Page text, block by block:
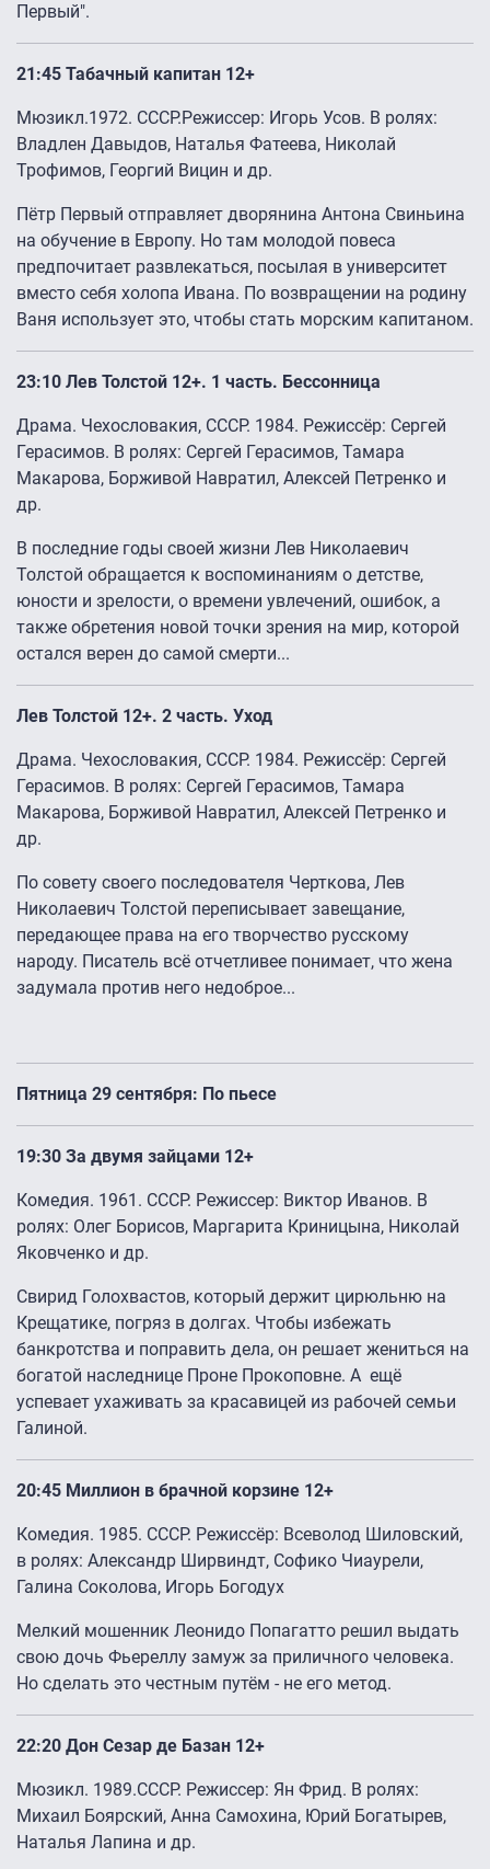
Первый".
21:45 Табачный капитан 12+
Мюзикл.1972. СССР.Режиссер: Игорь Усов. В ролях:
Владлен Давыдов, Наталья Фатеева, Николай
Трофимов, Георгий Вицин и др.
Пётр Первый отправляет дворянина Антона Свиньина
на обучение в Европу. Но там молодой повеса
предпочитает развлекаться, посылая в университет
вместо себя холопа Ивана. По возвращении на родину
Ваня использует это, чтобы стать морским капитаном.
23:10 Лев Толстой 12+. 1 часть. Бессонница
Драма. Чехословакия, СССР. 1984. Режиссёр: Сергей
Герасимов. В ролях: Сергей Герасимов, Тамара
Макарова, Борживой Навратил, Алексей Петренко и
др.
В последние годы своей жизни Лев Николаевич
Толстой обращается к воспоминаниям о детстве,
юности и зрелости, о времени увлечений, ошибок, а
также обретения новой точки зрения на мир, которой
остался верен до самой смерти...
Лев Толстой 12+. 2 часть. Уход
Драма. Чехословакия, СССР. 1984. Режиссёр: Сергей
Герасимов. В ролях: Сергей Герасимов, Тамара
Макарова, Борживой Навратил, Алексей Петренко и
др.
По совету своего последователя Черткова, Лев
Николаевич Толстой переписывает завещание,
передающее права на его творчество русскому
народу. Писатель всё отчетливее понимает, что жена
задумала против него недоброе...
Пятница 29 сентября: По пьесе
19:30 За двумя зайцами 12+
Комедия. 1961. СССР. Режиссер: Виктор Иванов. В
ролях: Олег Борисов, Маргарита Криницына, Николай
Яковченко и др.
Свирид Голохвастов, который держит цирюльню на
Крещатике, погряз в долгах. Чтобы избежать
банкротства и поправить дела, он решает жениться на
богатой наследнице Проне Прокоповне. А ещё
успевает ухаживать за красавицей из рабочей семьи
Галиной.
20:45 Миллион в брачной корзине 12+
Комедия. 1985. СССР. Режиссёр: Всеволод Шиловский,
в ролях: Александр Ширвиндт, Софико Чиаурели,
Галина Соколова, Игорь Богодух
Мелкий мошенник Леонидо Попагатто решил выдать
свою дочь Фьереллу замуж за приличного человека.
Но сделать это честным путём - не его метод.
22:20 Дон Сезар де Базан 12+
Мюзикл. 1989.СССР. Режиссер: Ян Фрид. В ролях:
Михаил Боярский, Анна Самохина, Юрий Богатырев,
Наталья Лапина и др.